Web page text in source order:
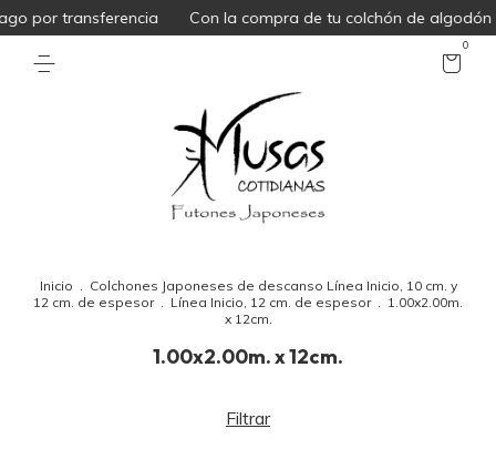
por transferencia Con la compra de tu colchón de
0
Inicio . Colchones Japoneses de descanso Línea Inicio, 10 cm. y
12 cm. de espesor . Línea Inicio, 12 cm. de espesor . 1.00x2.00m.
x 12cm.
1.00x2.00m. x 12cm.
Filtrar